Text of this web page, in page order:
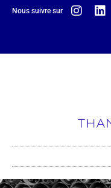
principal
Nous suivre sur